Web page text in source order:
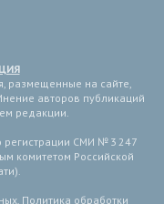
размещенные на сайте,
авторов публикаций
редакции.
регистрации СМИ № 3 247
комитетом Российской
, Политика обработки